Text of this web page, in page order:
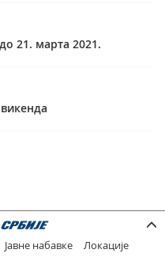
21. марта 2021.
Јавне набавке Локације